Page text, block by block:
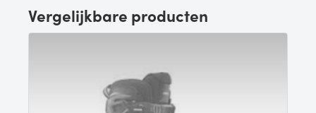
Vergelijkbare producten